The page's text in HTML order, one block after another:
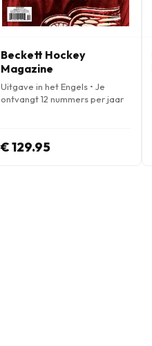
Beckett Hockey
Magazine
Uitgave in het Engels • Je
ontvangt 12 nummers per jaar
€ 129.95